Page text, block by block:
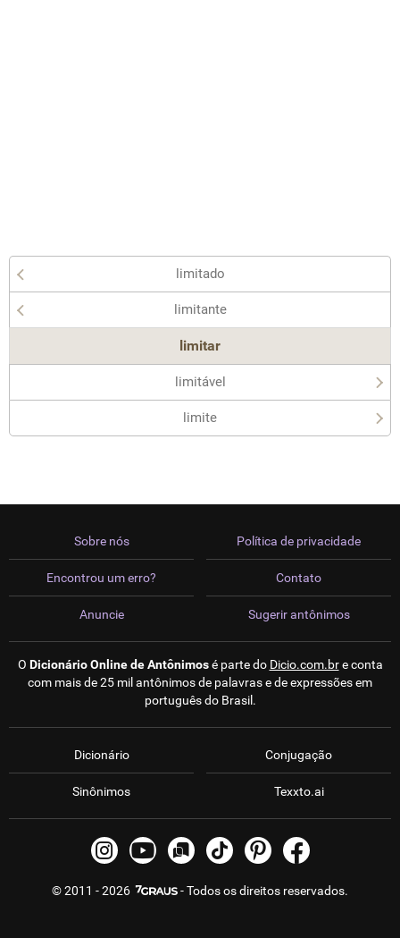
limitado
limitante
limitar
limitável
limite
Sobre nós
Encontrou um erro?
Anuncie
Política de privacidade
Contato
Sugerir antônimos
O Dicionário Online de Antônimosé parte do Dicio.com.bre conta
com mais de 25 mil antônimos de palavras e de expressões em
português do Brasil.
Dicionário
Sinônimos
Conjugação
Texxto.ai
© 2011 - 2026 - Todos os direitos reservados.